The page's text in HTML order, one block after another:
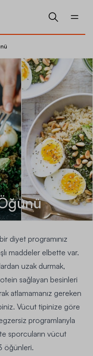
diyet programınız
maddeler elbette var.
uzak durmak,
sağlayan besinleri
atlamamanız gereken
Vücut tipinize göre
programlarıyla
sporcuların vücut
öğünleri.